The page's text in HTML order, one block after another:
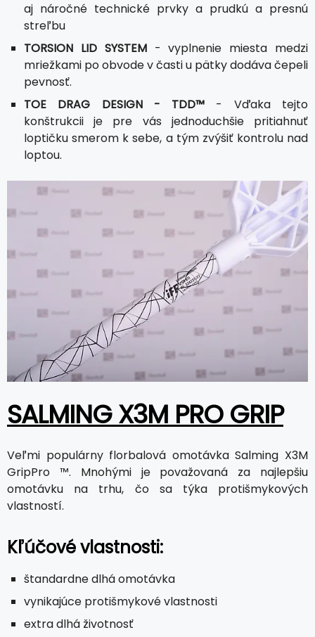
aj náročné technické prvky a prudkú a presnú
streľbu
TORSION LID SYSTEM- vyplnenie miesta medzi
mriežkami po obvode v časti u pätky dodáva čepeli
pevnosť.
TOE DRAG DESIGN - TDD™ - Vďaka tejto
konštrukcii je pre vás jednoduchšie pritiahnuť
loptičku smerom k sebe, a tým zvýšiť kontrolu nad
loptou.
SALMING X3M PRO GRIP
Veľmi populárny florbalová omotávka Salming X3M
GripPro ™. Mnohými je považovaná za najlepšiu
omotávku na trhu, čo sa týka protišmykových
vlastností.
Kľúčové vlastnosti:
štandardne dlhá omotávka
vynikajúce protišmykové vlastnosti
extra dlhá životnosť